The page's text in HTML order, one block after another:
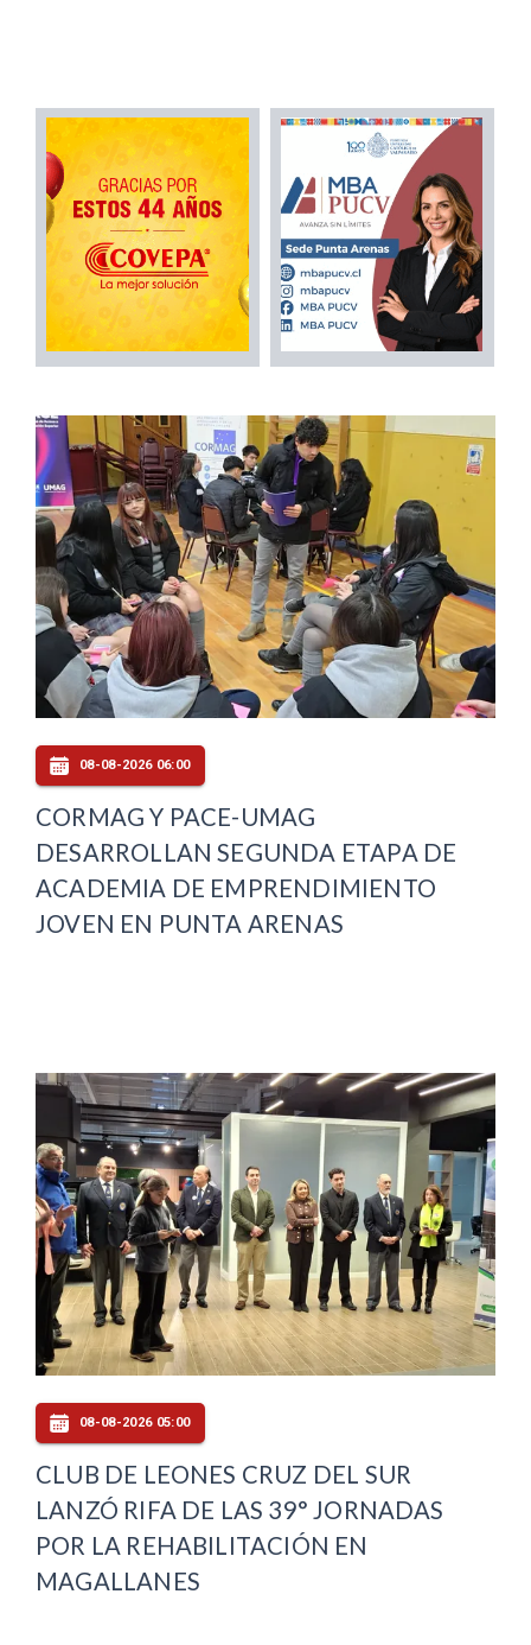
08-08-2026 06:00
CORMAG Y PACE-UMAG
DESARROLLAN SEGUNDA ETAPA DE
ACADEMIA DE EMPRENDIMIENTO
JOVEN EN PUNTA ARENAS
08-08-2026 05:00
CLUB DE LEONES CRUZ DEL SUR
LANZÓ RIFA DE LAS 39° JORNADAS
POR LA REHABILITACIÓN EN
MAGALLANES